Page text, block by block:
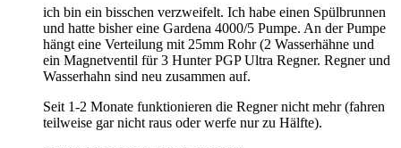
ich bin ein bisschen verzweifelt. Ich habe einen Spülbrunnen
und hatte bisher eine Gardena 4000/5 Pumpe. An der Pumpe
hängt eine Verteilung mit 25mm Rohr (2 Wasserhähne und
ein Magnetventil für 3 Hunter PGP Ultra Regner. Regner und
Wasserhahn sind neu zusammen auf.
Seit 1-2 Monate funktionieren die Regner nicht mehr (fahren
teilweise gar nicht raus oder werfe nur zu Hälfte).